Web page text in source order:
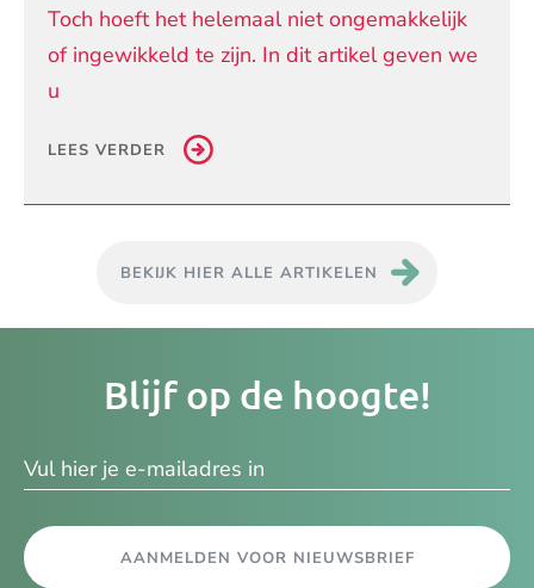
Toch hoeft het helemaal niet ongemakkelijk
of ingewikkeld te zijn. In dit artikel geven we
u
LEES VERDER
BEKIJK HIER ALLE ARTIKELEN
Blijf op de hoogte!
AANMELDEN VOOR NIEUWSBRIEF